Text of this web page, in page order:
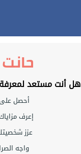
هل أنت مستعد
أحصل
إعرف
عزز
واجه